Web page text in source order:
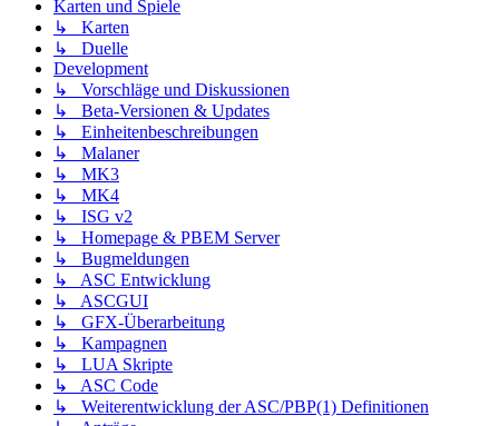
Karten und Spiele
↳ Karten
↳ Duelle
Development
↳ Vorschläge und Diskussionen
↳ Beta-Versionen & Updates
↳ Einheitenbeschreibungen
↳ Malaner
↳ MK3
↳ MK4
↳ ISG v2
↳ Homepage & PBEM Server
↳ Bugmeldungen
↳ ASC Entwicklung
↳ ASCGUI
↳ GFX-Überarbeitung
↳ Kampagnen
↳ LUA Skripte
↳ ASC Code
↳ Weiterentwicklung der ASC/PBP(1) Definitionen